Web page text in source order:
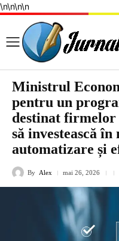
\n\n\n\n
Ministrul
pentru un
destinat firmelor
să investească
automatizare și
By Alex mai 26, 2026